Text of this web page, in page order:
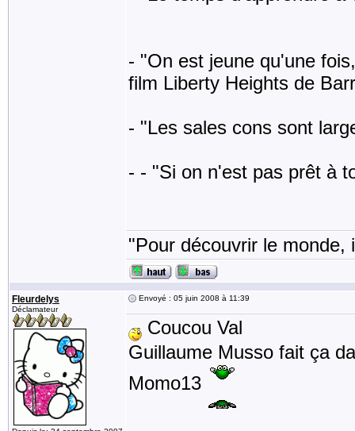
- "On est jeune qu'une
film Liberty Heights de
- "Les sales cons sont
- - "Si on n'est pas prêt à
"Pour découvrir le
Fleurdelys
Déclamateur
Envoyé : 05 juin 2008 à 11:39
Coucou Val
Guillaume Musso fait ça
Momo13